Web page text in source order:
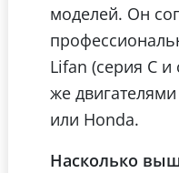
моделей. Он
Lifan (серия С и
же
или Honda.
Насколько